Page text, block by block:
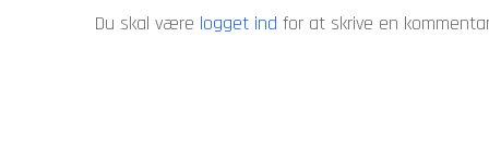
Du skal være logget ind for at skrive en